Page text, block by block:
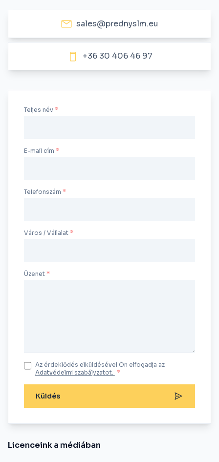
sales@prednyslm.eu
+36 30 406 46 97
Üzenet
Teljes név
E-mail cím
Telefonszám
Város / Vállalat
Az érdeklődés elküldésével Ön elfogadja az
Adatvédelmi szabályzatot. *
Küldés
Licenceink a médiában